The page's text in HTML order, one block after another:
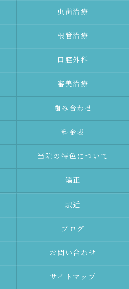
⾍⻭治療
根管治療
口腔外科
審美治療
噛み合わせ
料金表
当院の特色について
矯正
駅近
ブログ
お問い合わせ
サイトマップ